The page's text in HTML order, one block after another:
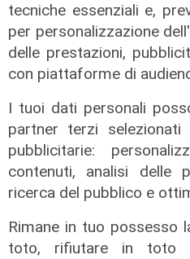
tecniche essenziali e,
per personalizzazione
delle prestazioni,
con piattaforme di
I tuoi dati personali
partner terzi
pubblicitarie:
contenuti, analisi delle
ricerca del pubblico e
Rimane in tuo possesso
toto, rifiutare in toto
Donna uccisa da
L'infettivologo
epidemia"
01/01/2020